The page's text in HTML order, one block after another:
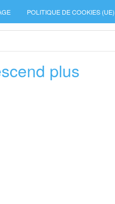
POLITIQUE DE COOKIES (UE)
plus